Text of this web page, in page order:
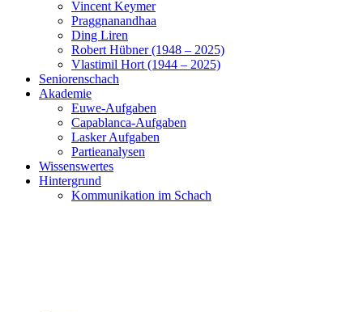
Vincent Keymer
Praggnanandhaa
Ding Liren
Robert Hübner (1948 – 2025)
Vlastimil Hort (1944 – 2025)
Seniorenschach
Akademie
Euwe-Aufgaben
Capablanca-Aufgaben
Lasker Aufgaben
Partieanalysen
Wissenswertes
Hintergrund
Kommunikation im Schach